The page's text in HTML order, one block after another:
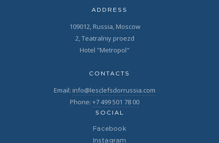
ADDRESS
109012, Russia, Moscow
2, Teatralniy proezd
Hotel "Metropol"
CONTACTS
Email: info@lesclefsdorrussia.com
Phone: +7 499 501 78 00
SOCIAL
Facebook
Instagram